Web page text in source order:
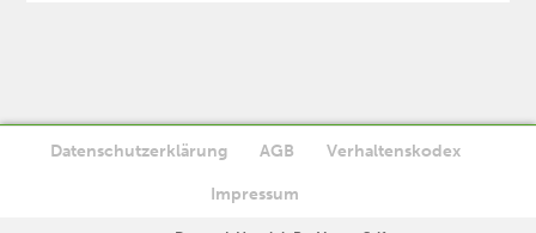
Datenschutzerklärung AGB Verhaltenskodex
Impressum